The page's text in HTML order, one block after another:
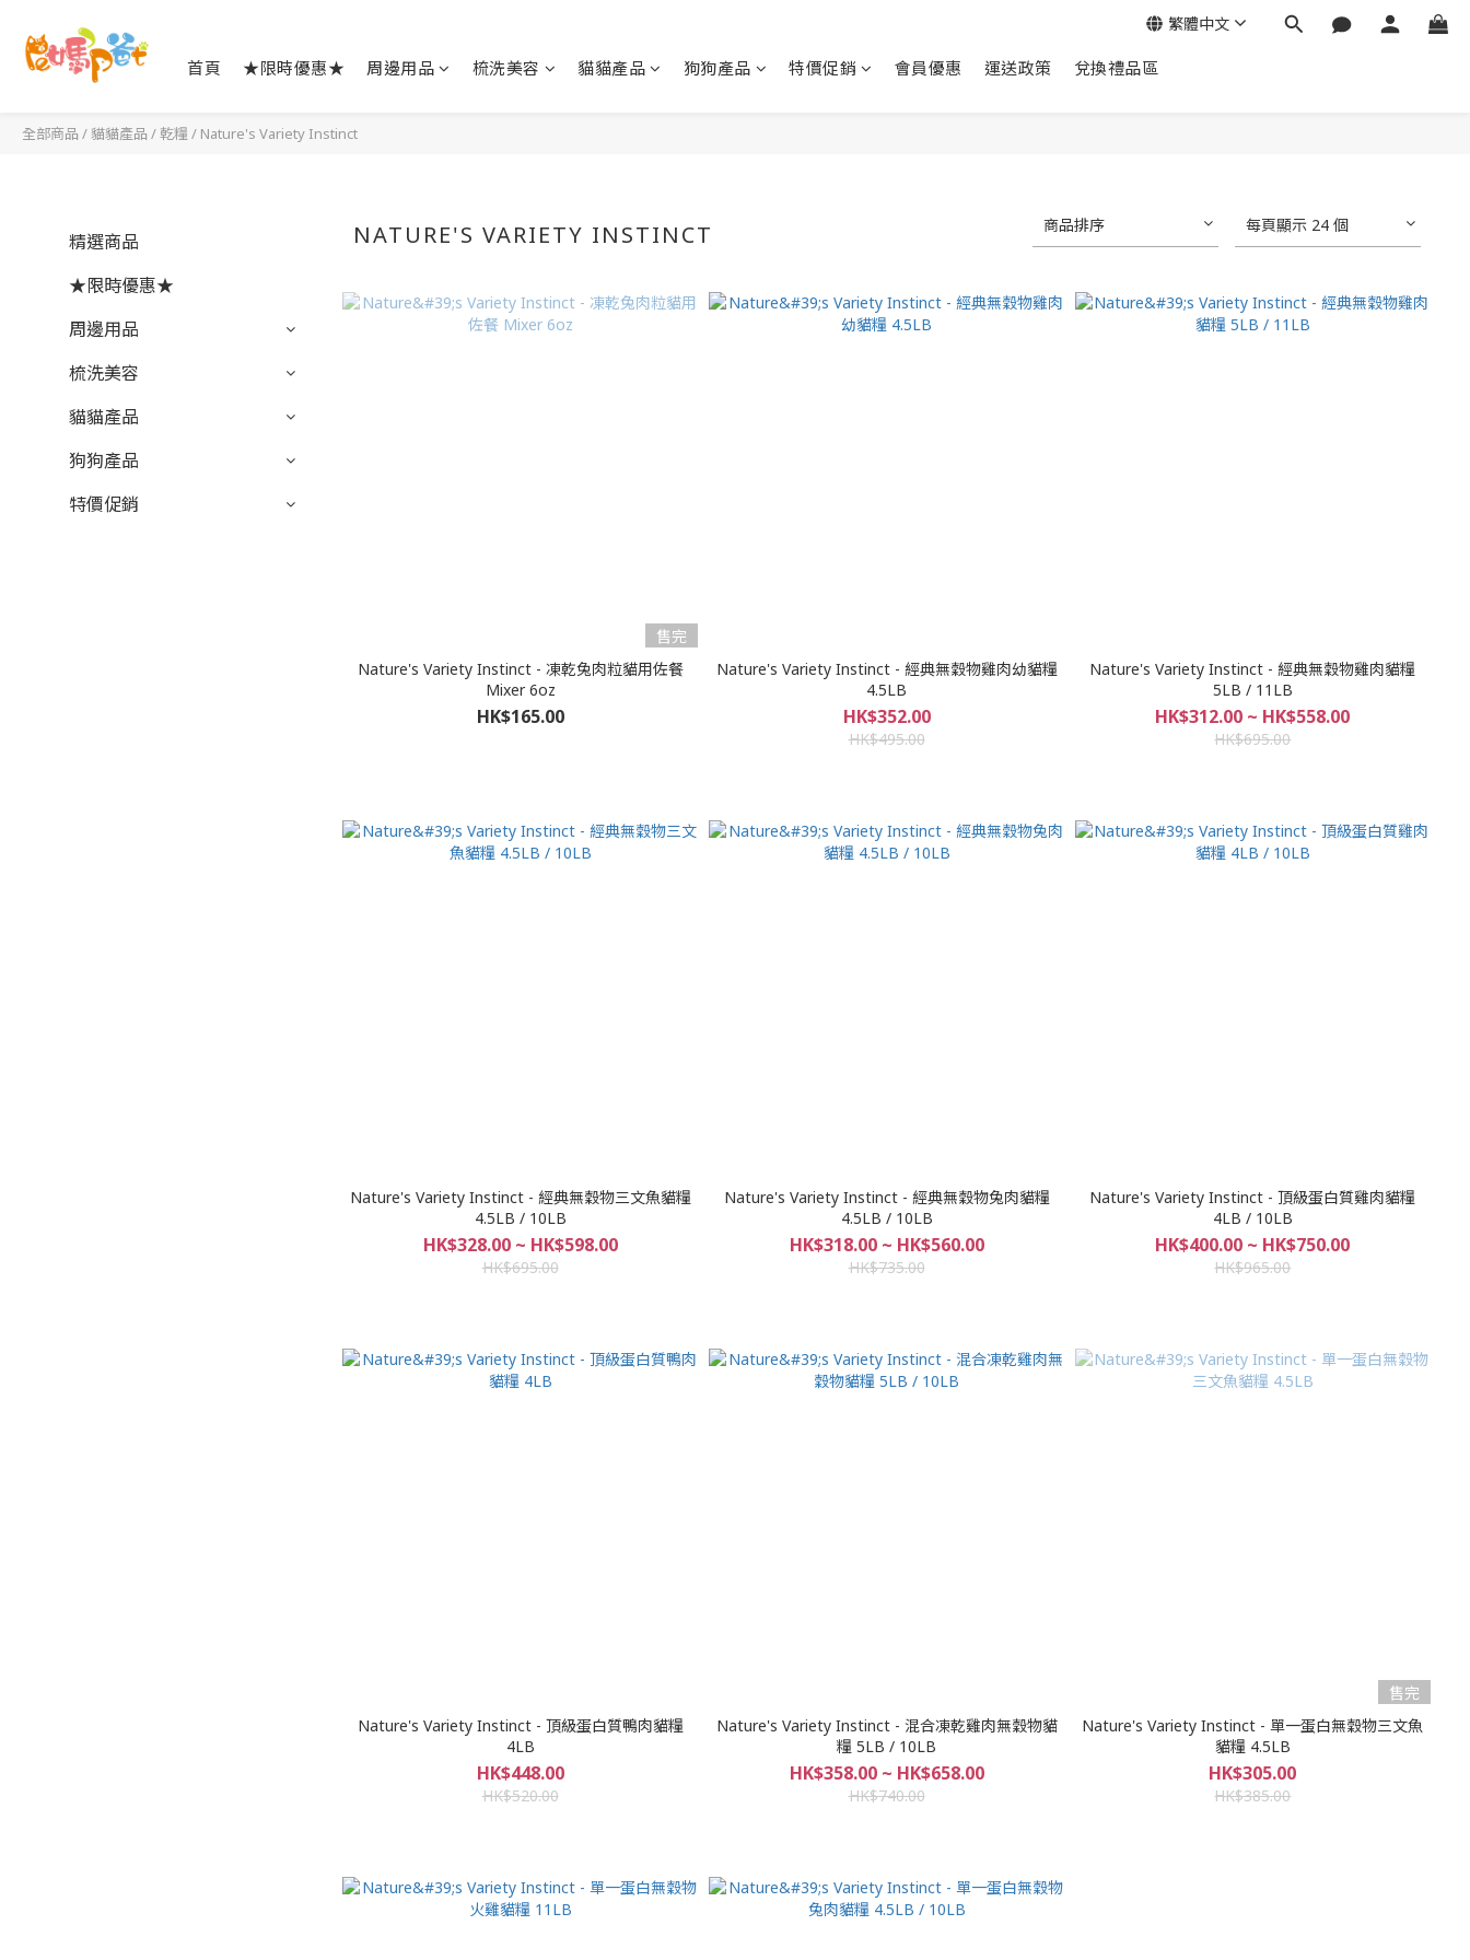
首頁 ★限時優惠★ 周邊用品 梳洗美容 貓貓產品 狗狗產品 特價促銷 會員優惠 運送政策 兌換禮品區
繁體中文
全部商品 /貓貓產品 /乾糧 / Nature's Variety Instinct
精選商品
★限時優惠★
周邊用品
梳洗美容
貓貓產品
狗狗產品
特價促銷
NATURE'S VARIETY INSTINCT 商品排序 每頁顯示 24 個
售完
Nature's Variety Instinct - 凍乾兔肉粒貓用佐餐
Mixer 6oz
HK$165.00
Nature's Variety Instinct - 經典無穀物雞肉幼貓糧
4.5LB
HK$352.00
HK$495.00
Nature's Variety Instinct - 經典無穀物雞肉貓糧
5LB / 11LB
HK$312.00 ~ HK$558.00
HK$695.00
Nature's Variety Instinct - 經典無穀物三文魚貓糧
4.5LB / 10LB
HK$328.00 ~ HK$598.00
HK$695.00
Nature's Variety Instinct - 經典無穀物兔肉貓糧
4.5LB / 10LB
HK$318.00 ~ HK$560.00
HK$735.00
Nature's Variety Instinct - 頂級蛋白質雞肉貓糧
4LB / 10LB
HK$400.00 ~ HK$750.00
HK$965.00
Nature's Variety Instinct - 頂級蛋白質鴨肉貓糧
4LB
HK$448.00
HK$520.00
Nature's Variety Instinct - 混合凍乾雞肉無穀物貓
糧 5LB / 10LB
HK$358.00 ~ HK$658.00
HK$740.00
售完
Nature's Variety Instinct - 單一蛋白無穀物三文魚
貓糧 4.5LB
HK$305.00
HK$385.00